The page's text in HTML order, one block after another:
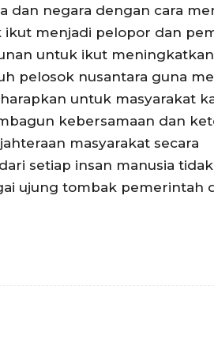
dan negara dengan cara
menjadi pelopor dan
untuk ikut
pelosok nusantara guna
untuk masyarakat
kebersamaan dan
masyarakat secara
setiap insan manusia
ujung tombak pemerintah